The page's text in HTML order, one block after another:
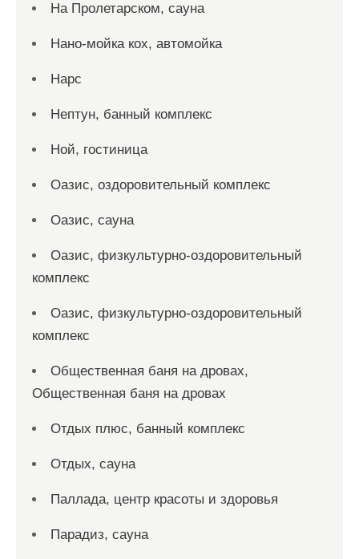
На Пролетарском, сауна
Нано-мойка кох, автомойка
Нарс
Нептун, банный комплекс
Ной, гостиница
Оазис, оздоровительный комплекс
Оазис, сауна
Оазис, физкультурно-оздоровительный
комплекс
Оазис, физкультурно-оздоровительный
комплекс
Общественная баня на дровах,
Общественная баня на дровах
Отдых плюс, банный комплекс
Отдых, сауна
Паллада, центр красоты и здоровья
Парадиз, сауна